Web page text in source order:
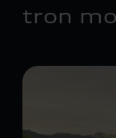
tron